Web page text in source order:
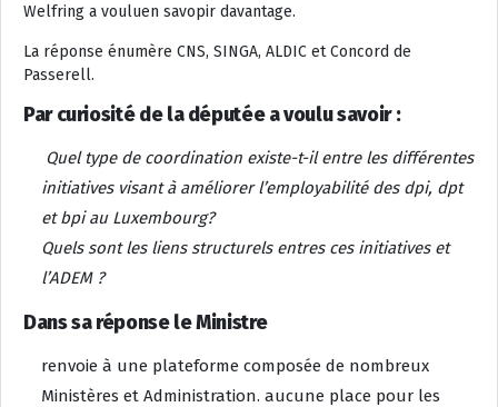
Welfring a vouluen savopir davantage.
La réponse énumère CNS, SINGA, ALDIC et Concord de
Passerell.
Par curiosité de la députée a voulu savoir :
Quel type de coordination existe-t-il entre les différentes
initiatives visant à améliorer l’employabilité des dpi, dpt
et bpi au Luxembourg?
Quels sont les liens structurels entres ces initiatives et
l’ADEM ?
Dans sa réponse le Ministre
renvoie à une plateforme composée de nombreux
Ministères et Administration. aucune place pour les